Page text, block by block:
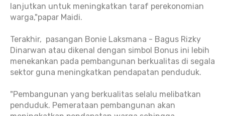
lanjutkan untuk meningkatkan taraf perekonomian
warga,"papar Maidi.
Terakhir, pasangan Bonie Laksmana - Bagus Rizky
Dinarwan atau dikenal dengan simbol Bonus ini lebih
menekankan pada pembangunan berkualitas di segala
sektor guna meningkatkan pendapatan penduduk.
"Pembangunan yang berkualitas selalu melibatkan
penduduk. Pemerataan pembangunan akan